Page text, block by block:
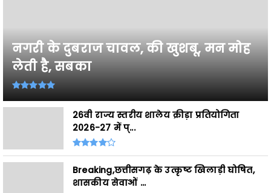
नगरी के दुबराज चावल, की खुशबू, मन मोह
लेती है, सबका
26वी राज्य स्तरीय शालेय क्रीड़ा प्रतियोगिता
2026-27 में प्...
Breaking,छत्तीसगढ़ के उत्कृष्ट खिलाड़ी घोषित,
शासकीय सेवाओं ...